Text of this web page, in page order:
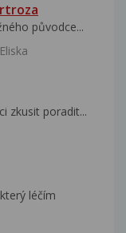
původce...
Eliska
zkusit poradit...
léčím